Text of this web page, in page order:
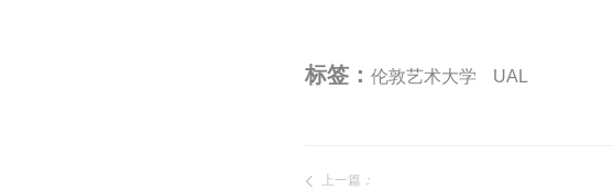
标签： 伦敦艺术大学 UAL
上一篇 ：